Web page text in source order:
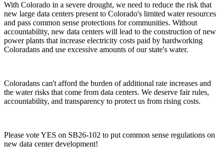
With Colorado in a severe drought, we need to reduce the risk that
new large data centers present to Colorado's limited water resources
and pass common sense protections for communities. Without
accountability, new data centers will lead to the construction of new
power plants that increase electricity costs paid by hardworking
Coloradans and use excessive amounts of our state's water.
Coloradans can't afford the burden of additional rate increases and
the water risks that come from data centers. We deserve fair rules,
accountability, and transparency to protect us from rising costs.
Please vote YES on SB26-102 to put common sense regulations on
new data center development!